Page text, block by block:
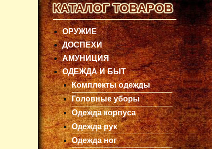
КАТАЛОГ ТОВАРОВ
ОРУЖИЕ
ДОСПЕХИ
АМУНИЦИЯ
ОДЕЖДА И БЫТ
Комплекты одежды
Головные уборы
Одежда корпуса
Одежда рук
Одежда ног